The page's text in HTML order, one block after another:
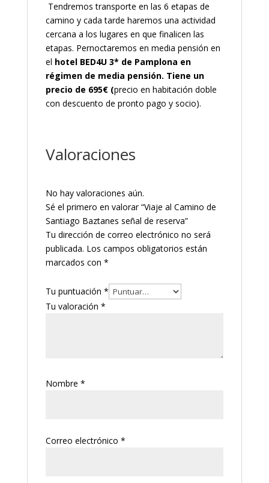
Tendremos transporte en las 6 etapas de
camino y cada tarde haremos una actividad
cercana a los lugares en que finalicen las
etapas. Pernoctaremos en media pensión en
el hotel BED4U 3* de Pamplona en
régimen de media pensión. Tiene un
precio de 695€ (precio en habitación doble
con descuento de pronto pago y socio).
Valoraciones
No hay valoraciones aún.
Sé el primero en valorar “Viaje al Camino de
Santiago Baztanes señal de reserva”
Tu dirección de correo electrónico no será
publicada. Los campos obligatorios están
marcados con *
Tu puntuación *
Tu valoración *
Nombre *
Correo electrónico *